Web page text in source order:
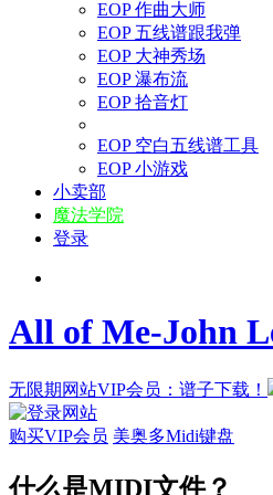
EOP 作曲大师
EOP 五线谱跟我弹
EOP 大神秀场
EOP 瀑布流
EOP 拾音灯
EOP 空白五线谱工具
EOP 小游戏
小卖部
魔法学院
登录
All of Me-John
无限期网站VIP会员：谱子下载！
购买VIP会员 美奥多Midi键盘
什么是MIDI文件？